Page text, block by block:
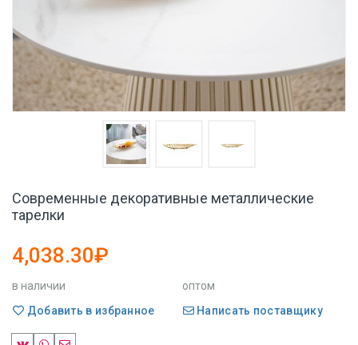
Современные декоративные металлические
тарелки
4,038.30₽
в наличии
оптом
Добавить в избранное
Написать поставщику